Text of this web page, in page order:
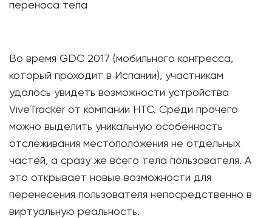
Во время GDC 2017 (мобильного конгресса,
который проходит в Испании), участникам
удалось увидеть возможности устройства
ViveTracker от компании HTC. Среди прочего
можно выделить уникальную особенность
отслеживания местоположения не отдельных
частей, а сразу же всего тела пользователя. А
это открывает новые возможности для
перенесения пользователя непосредственно в
виртуальную реальность.